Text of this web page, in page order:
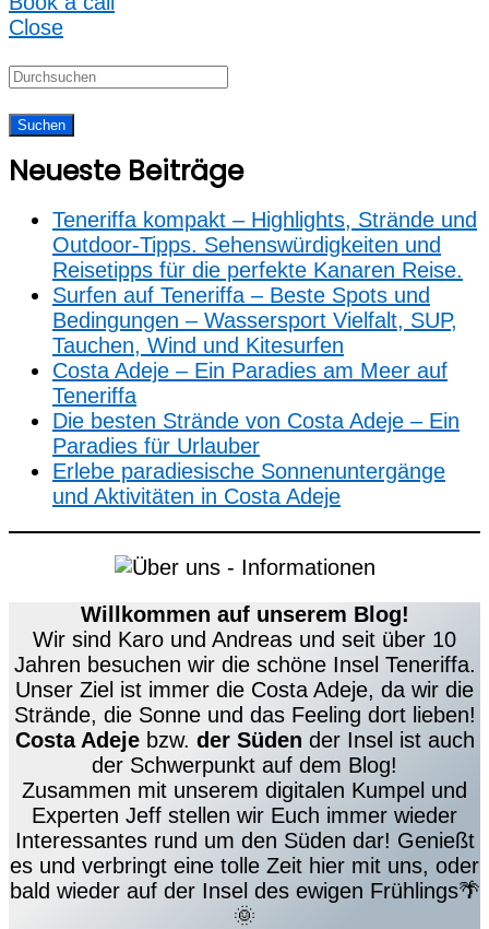
Close
Neueste Beiträge
Teneriffa kompakt – Highlights, Strände und
Outdoor‑Tipps. Sehenswürdigkeiten und
Reisetipps für die perfekte Kanaren Reise.
Surfen auf Teneriffa – Beste Spots und
Bedingungen – Wassersport Vielfalt, SUP,
Tauchen, Wind und Kitesurfen
Costa Adeje – Ein Paradies am Meer auf
Teneriffa
Die besten Strände von Costa Adeje – Ein
Paradies für Urlauber
Erlebe paradiesische Sonnenuntergänge
und Aktivitäten in Costa Adeje
Willkommen auf unserem Blog!
Wir sind Karo und Andreas und seit über 10
Jahren besuchen wir die schöne Insel Teneriffa.
Unser Ziel ist immer die Costa Adeje, da wir die
Strände, die Sonne und das Feeling dort lieben!
Costa Adejebzw. der Süden der Insel ist auch
der Schwerpunkt auf dem Blog!
Zusammen mit unserem digitalen Kumpel und
Experten Jeff stellen wir Euch immer wieder
Interessantes rund um den Süden dar! Genießt
es und verbringt eine tolle Zeit hier mit uns, oder
bald wieder auf der Insel des ewigen Frühlings🌴
🌞